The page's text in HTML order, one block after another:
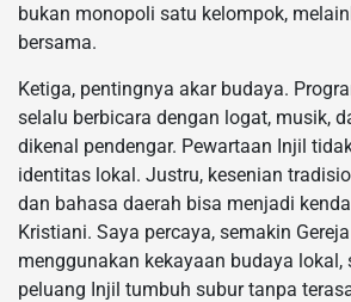
bukan monopoli satu kelompok,
bersama.
Ketiga, pentingnya akar budaya.
selalu berbicara dengan logat, musik,
dikenal pendengar. Pewartaan Injil
identitas lokal. Justru, kesenian
dan bahasa daerah bisa menjadi
Kristiani. Saya percaya, semakin
menggunakan kekayaan budaya lokal,
peluang Injil tumbuh subur tanpa